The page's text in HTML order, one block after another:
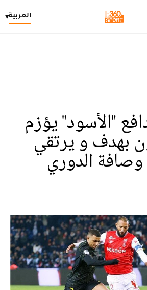
العربية▾
"الأسود" يؤزم
بهدف و يرتقي
وصافة الدوري